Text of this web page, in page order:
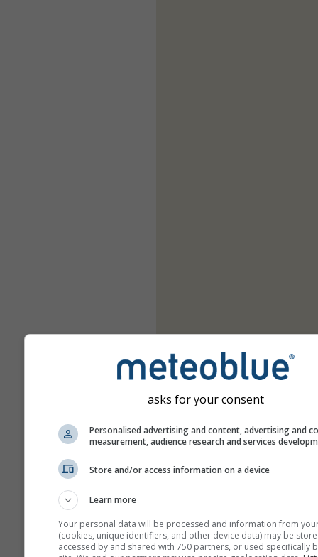
asks for your consent
Personalised advertising and content, advertising and
measurement, audience research and services
Store and/or access information on a device
Learn more
Your personal data will be processed and information from
(cookies, unique identifiers, and other device data) may be
accessed by and shared with 750 partners, or used specifically